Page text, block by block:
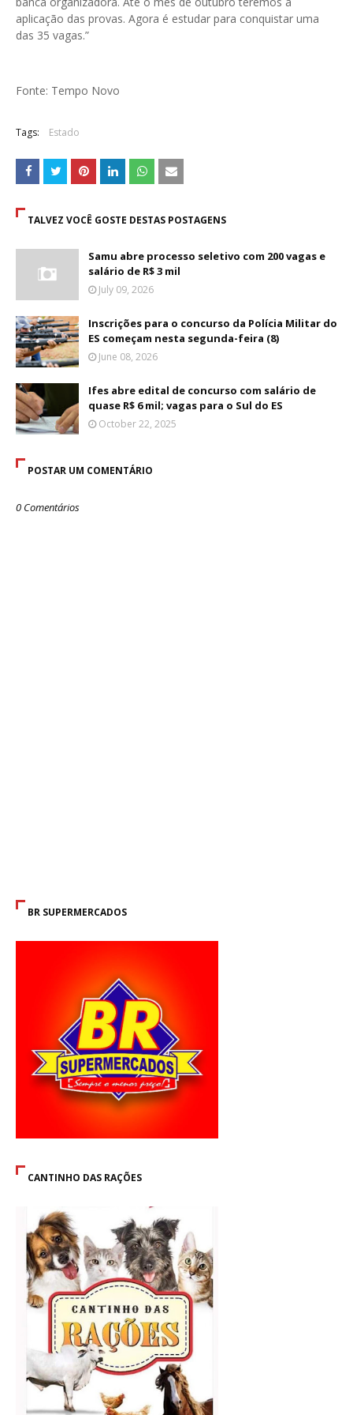
aplicação das provas. Agora é estudar para conquistar uma
das 35 vagas.”
Fonte: Tempo Novo
Tags: Estado
TALVEZ VOCÊ GOSTE DESTAS POSTAGENS
Samu abre processo seletivo com 200 vagas e
salário de R$ 3 mil
July 09, 2026
Inscrições para o concurso da Polícia Militar do
ES começam nesta segunda-feira (8)
June 08, 2026
Ifes abre edital de concurso com salário de
quase R$ 6 mil; vagas para o Sul do ES
October 22, 2025
POSTAR UM COMENTÁRIO
0 Comentários
BR SUPERMERCADOS
CANTINHO DAS RAÇÕES